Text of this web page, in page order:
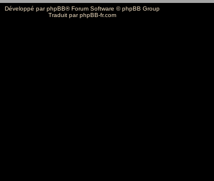
Développé parphpBB® Forum Software © phpBB Group
Traduit parphpBB-fr.com